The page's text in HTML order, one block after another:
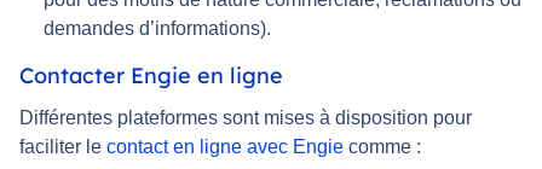
demandes d’informations).
Contacter Engie en ligne
Différentes plateformes sont mises à disposition pour
faciliter le contact en ligne avec Engie comme :